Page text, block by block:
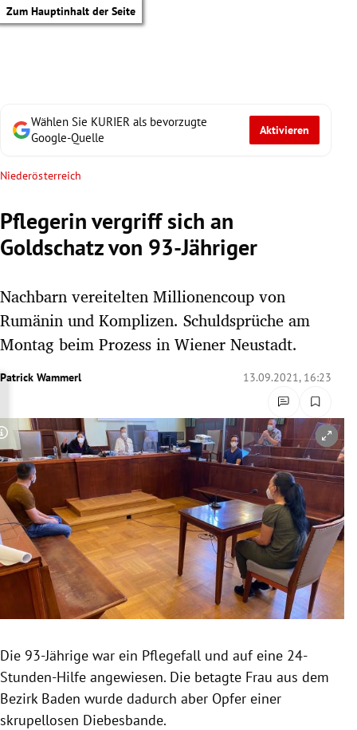
Zum Hauptinhalt der Seite
Untermenü
Untermenü
Untermenü
Untermenü
Untermenü
Untermenü
Untermenü
Untermenü
Wählen Sie KURIER als bevorzugte
Google-Quelle
Aktivieren
Niederösterreich
Pflegerin vergriff sich an
Goldschatz von 93-Jähriger
Nachbarn vereitelten Millionencoup von
Rumänin und Komplizen. Schuldsprüche am
Montag beim Prozess in Wiener Neustadt.
Patrick Wammerl 13.09.2021, 16:23
Copyright-Hinweis öffnen/schließen
Die 93-Jährige war ein Pflegefall und auf eine 24-
Stunden-Hilfe angewiesen. Die betagte Frau aus dem
Bezirk Baden wurde dadurch aber Opfer einer
skrupellosen Diebesbande.